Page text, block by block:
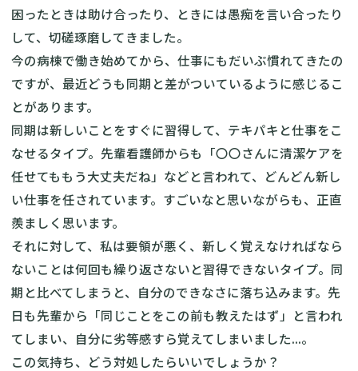
困ったときは助け合ったり、ときには愚痴を言い合ったり
して、切磋琢磨してきました。
今の病棟で働き始めてから、仕事にもだいぶ慣れてきたの
ですが、最近どうも同期と差がついているように感じるこ
とがあります。
同期は新しいことをすぐに習得して、テキパキと仕事をこ
なせるタイプ。先輩看護師からも「〇〇さんに清潔ケアを
任せてももう大丈夫だね」などと言われて、どんどん新し
い仕事を任されています。すごいなと思いながらも、正直
羨ましく思います。
それに対して、私は要領が悪く、新しく覚えなければなら
ないことは何回も繰り返さないと習得できないタイプ。同
期と比べてしまうと、自分のできなさに落ち込みます。先
日も先輩から「同じことをこの前も教えたはず」と言われ
てしまい、自分に劣等感すら覚えてしまいました...。
この気持ち、どう対処したらいいでしょうか？